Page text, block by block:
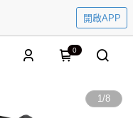
開啟APP
0
1/8